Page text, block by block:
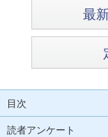
最
目次
読者アンケート